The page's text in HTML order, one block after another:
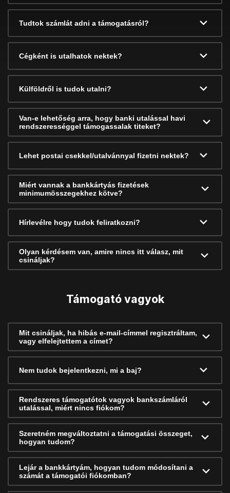
Tudtok számlát adni a támogatásról?
Cégként is utalhatok nektek?
Külföldről is tudok utalni?
Van-e lehetőség arra, hogy banki utalással havi
rendszerességgel támogassalak titeket?
Lehet postai csekkel/utalvánnyal fizetni nektek?
Miért vannak a bankkártyás fizetések
minimumösszegekhez kötve?
Hírlevélre hogy tudok feliratkozni?
Olyan kérdésem van, amire nincs itt válasz, mit
csináljak?
Támogató vagyok
Mit csináljak, ha hibás e-mail-címmel regisztráltam,
vagy elfelejtettem a címet?
Nem tudok bejelentkezni, mi a baj?
Rendszeres támogatótok vagyok bankszámláról
utalással, miért nincs fiókom?
Szeretném megváltoztatni a támogatási összeget,
hogyan tudom?
Lejár a bankkártyám, hogyan tudom módosítani a
számát a támogatói fiókomban?